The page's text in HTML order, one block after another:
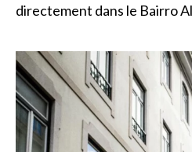
directement dans le Bairro